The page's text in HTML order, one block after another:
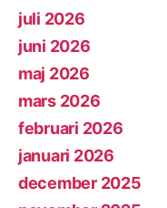
juli 2026
juni 2026
maj 2026
mars 2026
februari 2026
januari 2026
december 2025